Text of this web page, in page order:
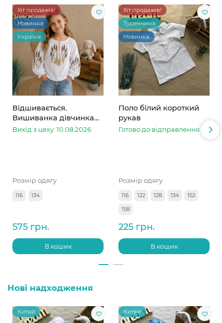
Хіт продажів!
Новинка
Україна
Відшивається.
Вишиванка дівчинка
колоски
Вихід з цеху: 10.08.2026
Розмір одягу
116 134
575 грн.
В кошик
Хіт продажів!
Туреччина
Новинка
Поло білий короткий
рукав
Готово до відправлення
Розмір одягу
116 122 128 134
152
158
225 грн.
В кошик
Нові надходження
Китай Китай